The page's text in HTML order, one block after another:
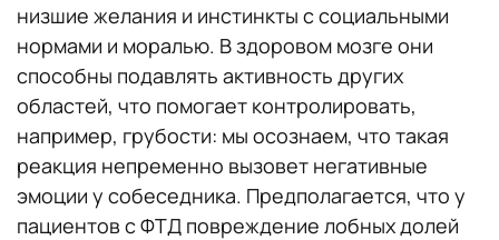
низшие желания и инстинкты с социальными
нормами и моралью. В здоровом мозге они
способны подавлять активность других
областей, что помогает контролировать,
например, грубости: мы осознаем, что такая
реакция непременно вызовет негативные
эмоции у собеседника. Предполагается, что у
пациентов с ФТД повреждение лобных долей